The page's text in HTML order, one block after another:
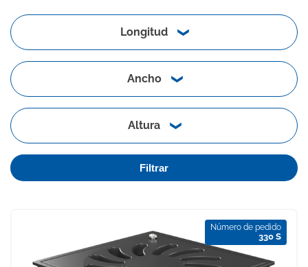
Longitud
Ancho
Altura
Filtrar
Número de pedido
330 S